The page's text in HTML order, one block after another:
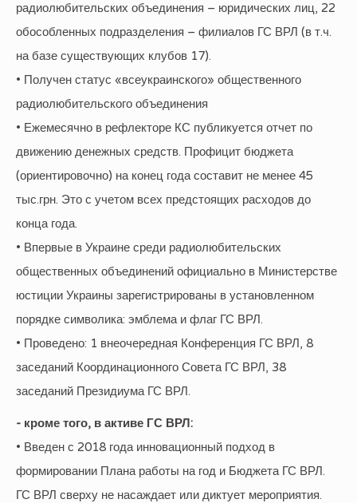
радиолюбительских объединения – юридических лиц, 22
обособленных подразделения – филиалов ГС ВРЛ (в т.ч.
на базе существующих клубов 17).
• Получен статус «всеукраинского» общественного
радиолюбительского объединения
• Ежемесячно в рефлекторе КС публикуется отчет по
движению денежных средств. Профицит бюджета
(ориентировочно) на конец года составит не менее 45
тыс.грн. Это с учетом всех предстоящих расходов до
конца года.
• Впервые в Украине среди радиолюбительских
общественных объединений официально в Министерстве
юстиции Украины зарегистрированы в установленном
порядке символика: эмблема и флаг ГС ВРЛ.
• Проведено: 1 внеочередная Конференция ГС ВРЛ, 8
заседаний Координационного Совета ГС ВРЛ, 38
заседаний Президиума ГС ВРЛ.
- кроме того, в активе ГС ВРЛ:
• Введен с 2018 года инновационный подход в
формировании Плана работы на год и Бюджета ГС ВРЛ.
ГС ВРЛ сверху не насаждает или диктует мероприятия.